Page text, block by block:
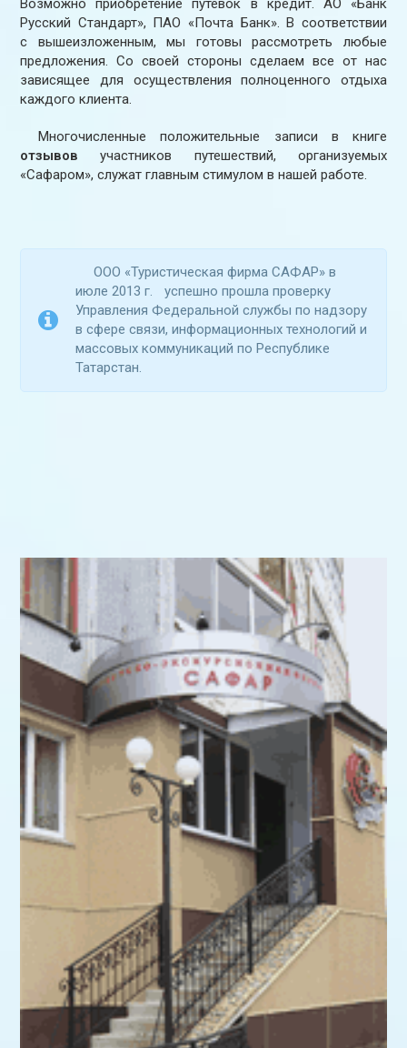
Возможно приобретение путевок в кредит. АО «Банк
Русский Стандарт», ПАО «Почта Банк». В соответствии
с вышеизложенным, мы готовы рассмотреть любые
предложения. Со своей стороны сделаем все от нас
зависящее для осуществления полноценного отдыха
каждого клиента.
Многочисленные положительные записи в книге
отзывов участников путешествий, организуемых
«Сафаром», служат главным стимулом в нашей работе.
ООО «Туристическая фирма САФАР» в
июле 2013 г. успешно прошла проверку
Управления Федеральной службы по надзору
в сфере связи, информационных технологий и
массовых коммуникаций по Республике
Татарстан.